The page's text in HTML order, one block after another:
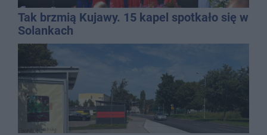
Tak brzmią Kujawy. 15 kapel spotkało się w
Solankach